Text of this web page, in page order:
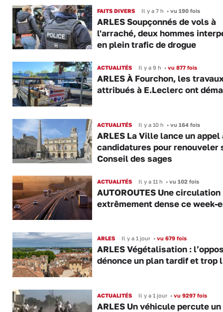
FAITS DIVERS Il y a 7 h •vu 190 fois
ARLES Soupçonnés de vols à
l'arraché, deux hommes
en plein trafic de drogue
ACTUALITÉS Il y a 9 h •vu 877 fois
ARLES À Fourchon, les
attribués à E.Leclerc ont
ACTUALITÉS Il y a 10 h •vu 164 fois
ARLES La Ville lance un appel
candidatures pour renouveler
Conseil des sages
ACTUALITÉS Il y a 11 h •vu 102 fois
AUTOROUTES Une circulation
extrêmement dense ce week-
ARLES Il y a 1 jour •vu 679 fois
ARLES Végétalisation :
dénonce un plan tardif et trop
ACTUALITÉS Il y a 1 jour •vu 9297 fois
ARLES Un véhicule percute un